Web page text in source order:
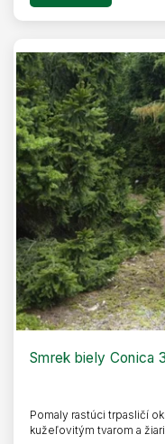
Smrek biely Conica
Pomaly rastúci trpasličí
kužeľovitým tvarom a